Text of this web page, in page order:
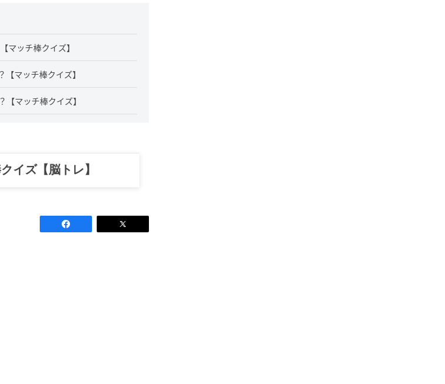
マッチ棒クイズ】
マッチ棒クイズ】
マッチ棒クイズ】
イズ【脳トレ】